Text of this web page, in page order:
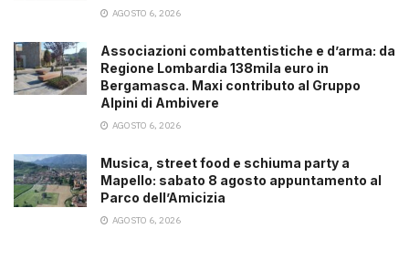
AGOSTO 6, 2026
Associazioni combattentistiche e d’arma: da
Regione Lombardia 138mila euro in
Bergamasca. Maxi contributo al Gruppo
Alpini di Ambivere
AGOSTO 6, 2026
Musica, street food e schiuma party a
Mapello: sabato 8 agosto appuntamento al
Parco dell’Amicizia
AGOSTO 6, 2026